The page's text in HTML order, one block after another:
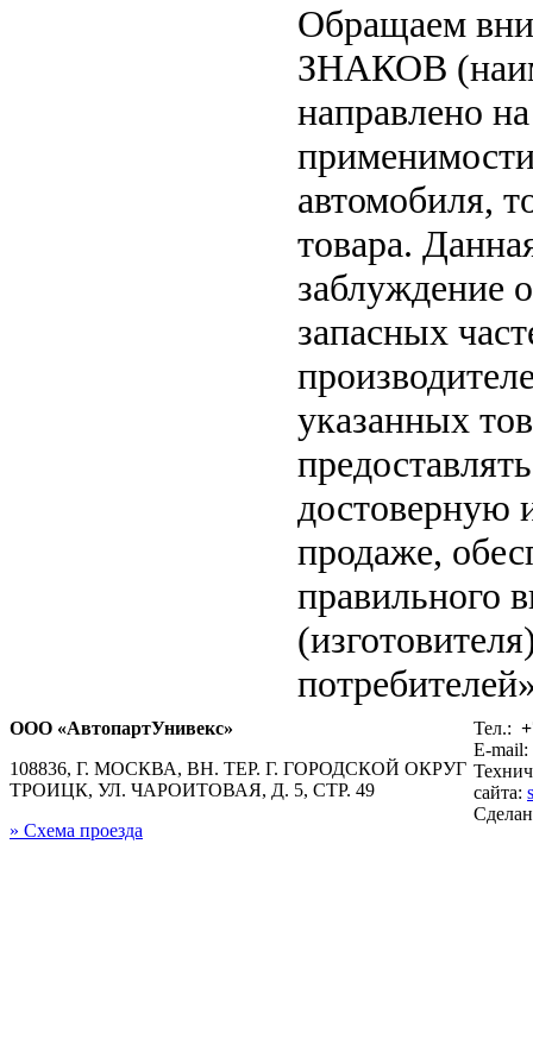
Обращаем
ЗНАКОВ
направлено
автомобиля,
товара.
заблуждение
запасных
указанных
достоверную
продаже,
правильного
ООО «АвтопартУнивекс»
108836, Г. МОСКВА, ВН. ТЕР. Г. ГОРОДСКОЙ ОКРУГ
ТРОИЦК, УЛ. ЧАРОИТОВАЯ, Д. 5, СТР. 49
» Схема проезда
Тел.:
E-mail:
сайта: